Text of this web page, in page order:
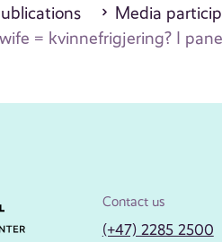
Media
= kvinnefrigjering? I
Contact us
(+47) 2285 2500